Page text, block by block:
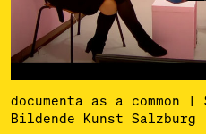
documenta as a common |
Bildende Kunst Salzburg